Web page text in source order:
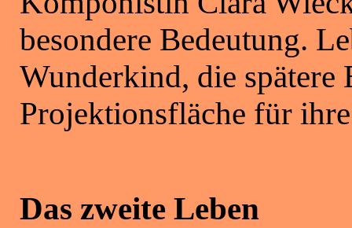
besondere Bedeutung.
Wunderkind, die spätere
Projektionsfläche für
Das zweite Leben